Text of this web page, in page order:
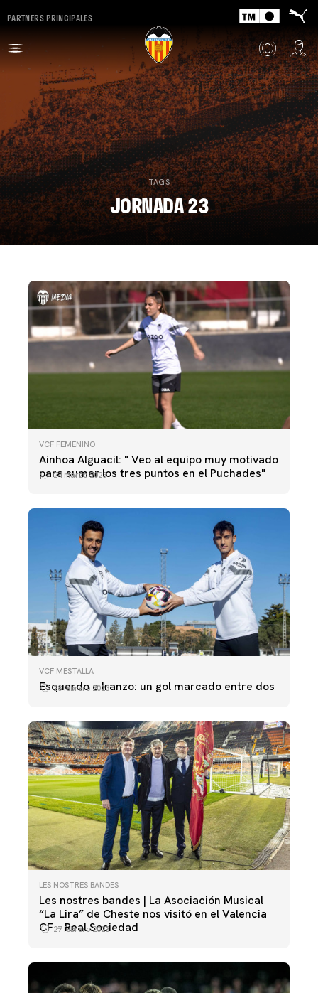
PARTNERS PRINCIPALES
TAGS
JORNADA 23
VCF FEMENINO
Ainhoa Alguacil: " Veo al equipo muy motivado
para sumar los tres puntos en el Puchades"
24 marzo 2023
VCF MESTALLA
Esquerdo e Iranzo: un gol marcado entre dos
28 febrero 2023
LES NOSTRES BANDES
Les nostres bandes | La Asociación Musical
“La Lira” de Cheste nos visitó en el Valencia
CF – Real Sociedad
27 febrero 2023